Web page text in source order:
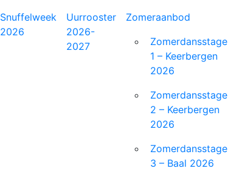
Winkel Mijn account Afrekenen
Snuffelweek
2026
Uurrooster
2026-
2027
Zomeraanbod
Zomerdansstage
1 – Keerbergen
2026
Zomerdansstage
2 – Keerbergen
2026
Zomerdansstage
3 – Baal 2026